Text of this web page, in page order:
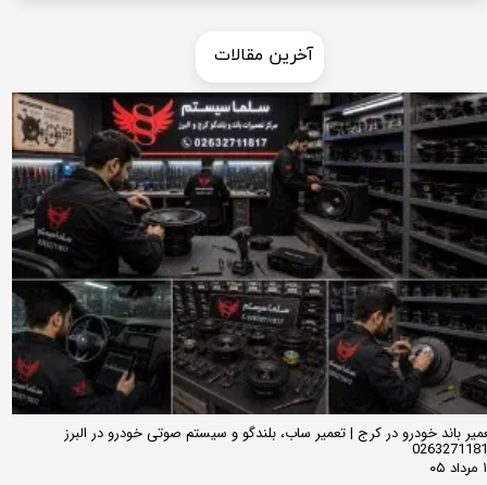
باند خودرو در کرج | تعمیر ساب، بلندگو و سیستم صوتی خودرو در البرز
​​آخرین مقالات